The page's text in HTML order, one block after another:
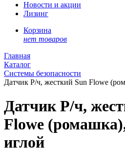
Новости и акции
Лизинг
Корзина
нет товаров
Главная
Каталог
Системы безопасности
Датчик Р/ч, жесткий Sun Flowe
Датчик Р/ч,
Flowe
иглой